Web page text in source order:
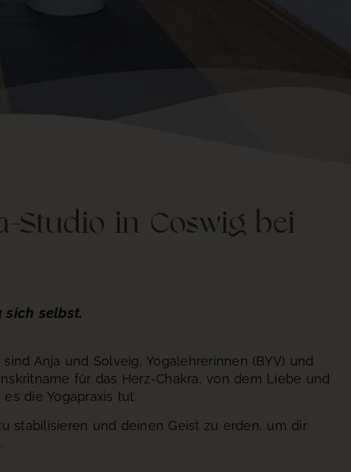
Studio in Coswig bei
sich selbst.
Anja und Solveig, Yogalehrerinnen (BYV) und
für das Herz-Chakra, von dem Liebe und
die Yogapraxis tut.
stabilisieren und deinen Geist zu erden, um dir